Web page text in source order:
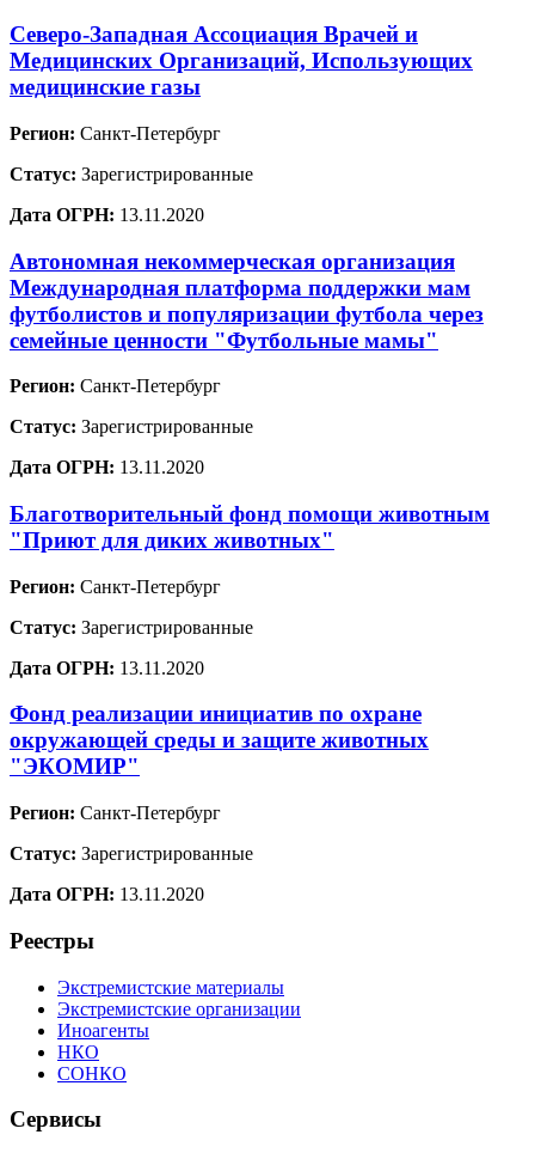
Северо-Западная Ассоциация Врачей и
Медицинских Организаций, Использующих
медицинские газы
Регион: Санкт-Петербург
Статус: Зарегистрированные
Дата ОГРН: 13.11.2020
Автономная некоммерческая организация
Международная платформа поддержки мам
футболистов и популяризации футбола через
семейные ценности "Футбольные мамы"
Регион: Санкт-Петербург
Статус: Зарегистрированные
Дата ОГРН: 13.11.2020
Благотворительный фонд помощи животным
"Приют для диких животных"
Регион: Санкт-Петербург
Статус: Зарегистрированные
Дата ОГРН: 13.11.2020
Фонд реализации инициатив по охране
окружающей среды и защите животных
"ЭКОМИР"
Регион: Санкт-Петербург
Статус: Зарегистрированные
Дата ОГРН: 13.11.2020
Реестры
Экстремистские материалы
Экстремистские организации
Иноагенты
НКО
СОНКО
Сервисы